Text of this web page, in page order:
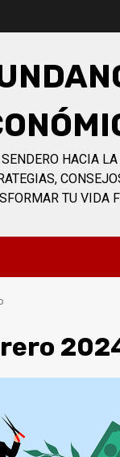
HACIA
TU VIDA